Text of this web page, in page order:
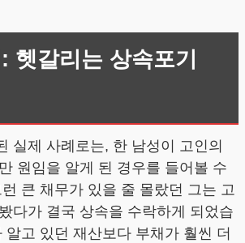
헷갈리는 상속포기
실제 사례로는, 한 남성이 고인의
원임을 알게 된 경우를 들어볼 수
큰 채무가 있을 줄 몰랐던 그는 고
다가 결국 상속을 수락하게 되었습
알고 있던 재산보다 부채가 훨씬 더